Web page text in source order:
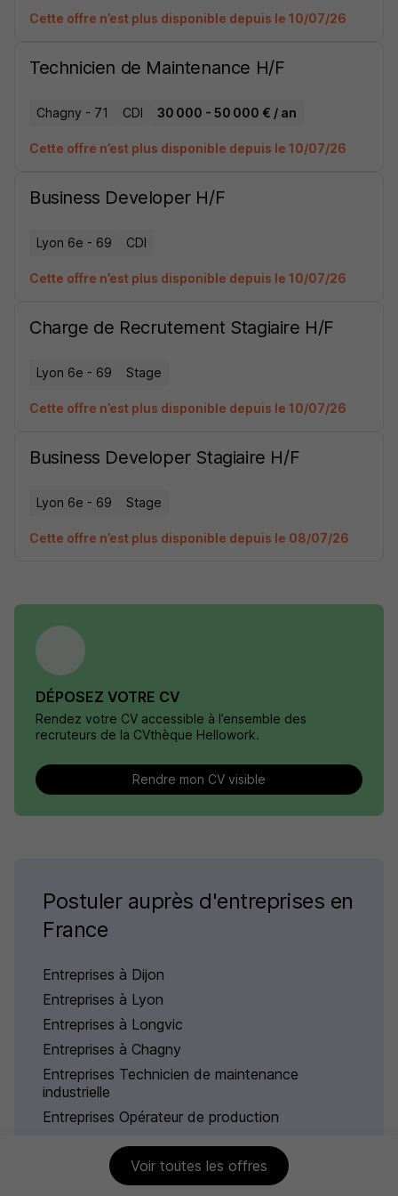
Voir toutes les offres
Cette offre n’est plus disponible depuis le 10/07/26
Technicien de Maintenance H/F
Chagny - 71 CDI 30 000 - 50 000 € / an
Cette offre n’est plus disponible depuis le 10/07/26
Business Developer H/F
Lyon 6e - 69 CDI
Cette offre n’est plus disponible depuis le 10/07/26
Charge de Recrutement Stagiaire H/F
Lyon 6e - 69 Stage
Cette offre n’est plus disponible depuis le 10/07/26
Business Developer Stagiaire H/F
Lyon 6e - 69 Stage
Cette offre n’est plus disponible depuis le 08/07/26
DÉPOSEZ VOTRE CV
Rendez votre CV accessible à l’ensemble des
recruteurs de la CVthèque Hellowork.
Rendre mon CV visible
Postuler auprès d'entreprises en
France
Entreprises à Dijon
Entreprises à Lyon
Entreprises à Longvic
Entreprises à Chagny
Entreprises Technicien de maintenance
industrielle
Entreprises Opérateur de production